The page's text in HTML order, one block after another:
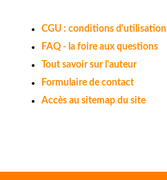
CGU : conditions d'utilisation
FAQ - la foire aux questions
Tout savoir sur l'auteur
Formulaire de contact
Accès au sitemap du site